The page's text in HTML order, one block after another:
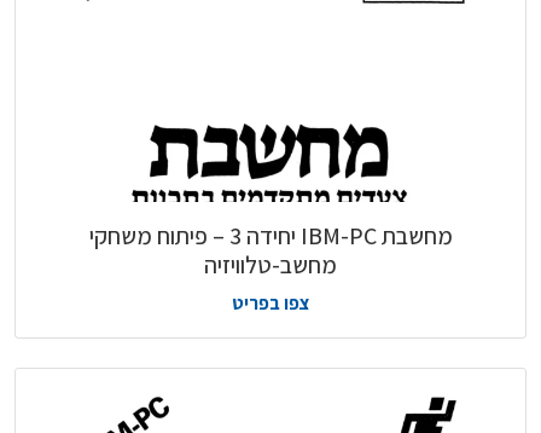
מחשבת IBM-PC יחידה 3 – פיתוח משחקי
מחשב-טלוויזיה
צפו בפריט